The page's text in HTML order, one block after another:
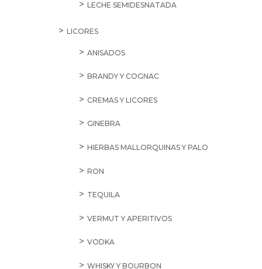
LECHE SEMIDESNATADA
LICORES
ANISADOS
BRANDY Y COGNAC
CREMAS Y LICORES
GINEBRA
HIERBAS MALLORQUINAS Y PALO
RON
TEQUILA
VERMUT Y APERITIVOS
VODKA
WHISKY Y BOURBON